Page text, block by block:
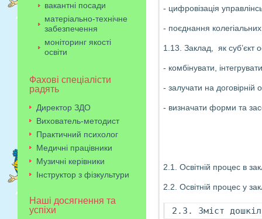
- цифровізація
- поєднання
1.13. Заклад, як суб’єкт
- комбінувати,
- залучати на договірній
- визначати форми та
2.1. Освітній процес в
2.2. Освітній процес у
2.3. Зміст
вакантні посади
матеріально-технічне
забезпечення
моніторинг якості
освіти
Фахові спеціалісти
радять
Директор ЗДО
Вихователь-методист
Практичний психолог
Медичні працівники
Музичні керівники
Інструктор з фізкультури
Наші досягнення та
успіхи